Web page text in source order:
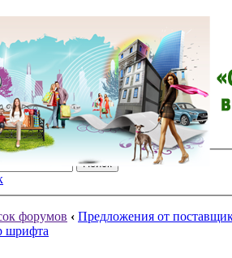
форумов ‹ Предложения от
шрифта